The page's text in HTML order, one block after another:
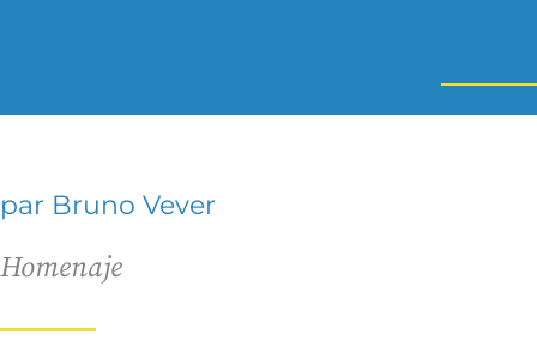
par Bruno Vever
Homenaje